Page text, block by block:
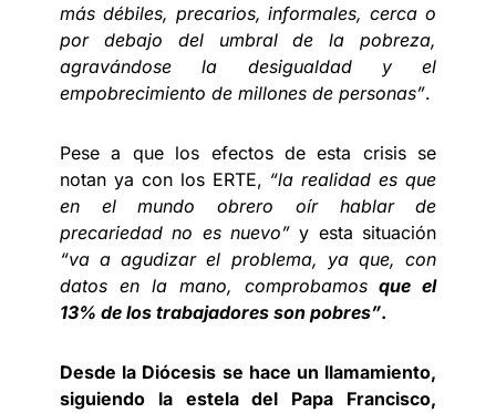
más débiles, precarios, informales, cerca o
por debajo del umbral de la pobreza,
agravándose la desigualdad y el
empobrecimiento de millones de personas”.
Pese a que los efectos de esta crisis se
notan ya con los ERTE, “la realidad es que
en el mundo obrero oír hablar de
precariedad no es nuevo” y esta situación
“va a agudizar el problema, ya que, con
datos en la mano, comprobamos que el
13% de los trabajadores son pobres”.
Desde la Diócesis se hace un llamamiento,
siguiendo la estela del Papa Francisco,